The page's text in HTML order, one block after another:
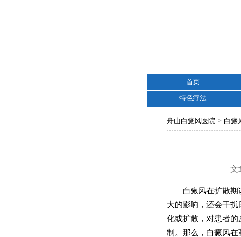
首页
特色疗法
舟山白癜风医院 > 白癜
文
白癜风在扩散期
大的影响，还会干
化或扩散，对患者的
制。那么，白癜风在